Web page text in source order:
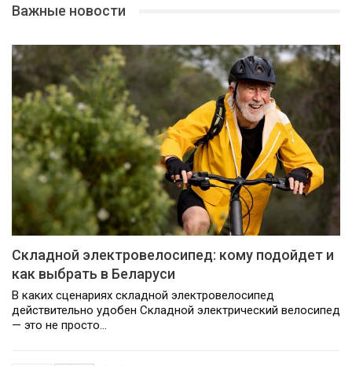
Важные новости
Складной электровелосипед: кому подойдет и
как выбрать в Беларуси
В каких сценариях складной электровелосипед
действительно удобен Складной электрический велосипед
— это не просто…